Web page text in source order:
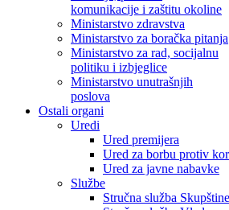
komunikacije i zaštitu okoline
Ministarstvo zdravstva
Ministarstvo za boračka pitanja
Ministarstvo za rad, socijalnu
politiku i izbjeglice
Ministarstvo unutrašnjih
poslova
Ostali organi
Uredi
Ured premijera
Ured za borbu protiv
Ured za javne nabavke
Službe
Stručna služba Skupštine